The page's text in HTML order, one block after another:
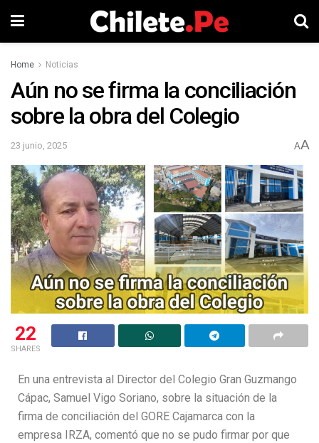
Home Noticias
Aún no se firma la conciliación
sobre la obra del Colegio
23 junio, 2025 AA
22
SHARES
En una entrevista al Director del Colegio Gran Guzmango
Cápac, Samuel Vigo Soriano, sobre la situación de la
firma de conciliación del GORE Cajamarca con la
empresa IRZA, comentó que no se pudo firmar por que